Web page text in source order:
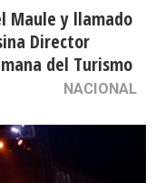
Maule y llamado
Director
del Turismo
NACIONAL